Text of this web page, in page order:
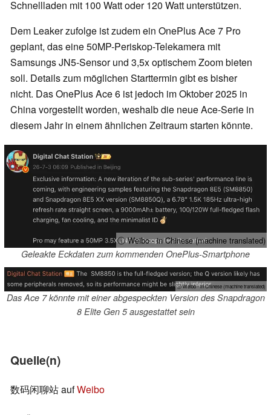
Schnellladen mit 100 Watt oder 120 Watt unterstützen.
Dem Leaker zufolge ist zudem ein OnePlus Ace 7 Pro
geplant, das eine 50MP-Periskop-Telekamera mit
Samsungs JN5-Sensor und 3,5x optischem Zoom bieten
soll. Details zum möglichen Starttermin gibt es bisher
nicht. Das OnePlus Ace 6 ist jedoch im Oktober 2025 in
China vorgestellt worden, weshalb die neue Ace-Serie in
diesem Jahr in einem ähnlichen Zeitraum starten könnte.
ⓘ Weibo - in Chinese (machine translated)
Geleakte Eckdaten zum kommenden OnePlus-Smartphone
ⓘ Weibo - in Chinese (machine translated)
Das Ace 7 könnte mit einer abgespeckten Version des Snapdragon
8 Elite Gen 5 ausgestattet sein
Quelle(n)
数码闲聊站 aufWeibo